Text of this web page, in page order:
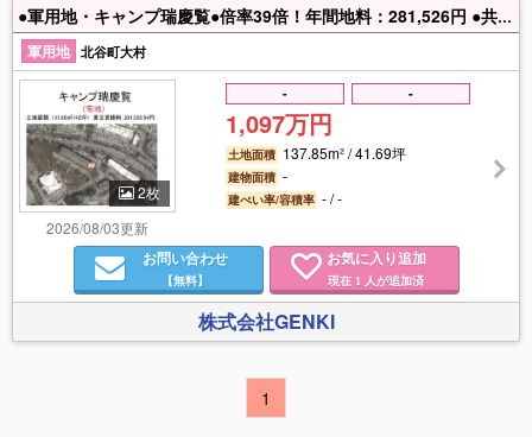
●軍用地・キャンプ瑞慶覧●倍率39倍！年間地料：281,526円 ●共有名義 ●自社物件につき仲介料不要
軍用地 北谷町大村
2枚
2026/08/03更新
- -
1,097万円
土地面積 137.85m² / 41.69坪
建物面積 -
建ぺい率/容積率 - / -
お問い合わせ
【無料】
お気に入り追加
現在 1 人が追加済
株式会社GENKI
1